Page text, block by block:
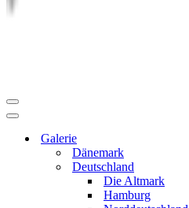
Navigationsmenü
Navigationsmenü
Galerie
Dänemark
Deutschland
Die Altmark
Hamburg